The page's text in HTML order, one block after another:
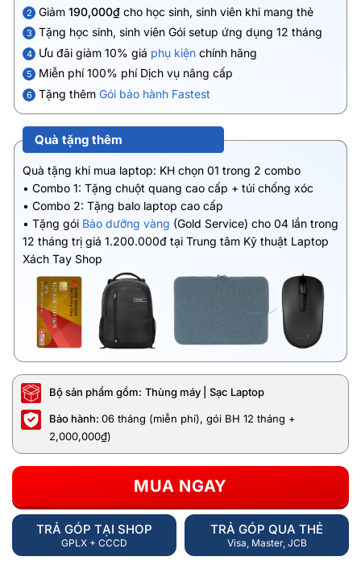
2 Giảm 190,000₫ cho học sinh, sinh viên khi mang thẻ
3 Tặng học sinh, sinh viên Gói setup ứng dụng 12 tháng
4 Ưu đãi giảm 10% giá phụ kiện chính hãng
5 Miễn phí 100% phí Dịch vụ nâng cấp
6 Tặng thêm Gói bảo hành Fastest
Quà tặng thêm
Quà tặng khi mua laptop: KH chọn 01 trong 2 combo
• Combo 1: Tặng chuột quang cao cấp + túi chống xóc
• Combo 2: Tặng balo laptop cao cấp
• Tặng gói Bảo dưỡng vàng (Gold Service) cho 04 lần trong
12 tháng trị giá 1.200.000đ tại Trung tâm Kỹ thuật Laptop
Xách Tay Shop
Bộ sản phẩm gồm: Thùng máy | Sạc Laptop
Bảo hành: 06 tháng (miễn phí), gói BH 12 tháng +
2,000,000₫)
MUA NGAY
TRẢ GÓP TẠI SHOP
GPLX + CCCD
TRẢ GÓP QUA THẺ
Visa, Master, JCB